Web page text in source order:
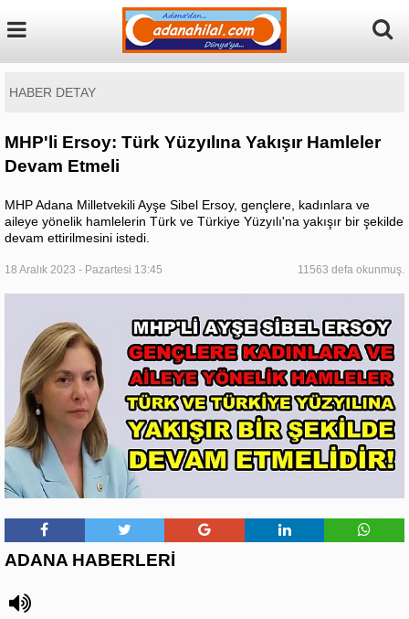
HABER DETAY
MHP'li Ersoy: Türk Yüzyılına Yakışır Hamleler
Devam Etmeli
MHP Adana Milletvekili Ayşe Sibel Ersoy, gençlere, kadınlara ve
aileye yönelik hamlelerin Türk ve Türkiye Yüzyılı'na yakışır bir şekilde
devam ettirilmesini istedi.
18 Aralık 2023 - Pazartesi 13:45 11563 defa okunmuş.
ADANA HABERLERİ